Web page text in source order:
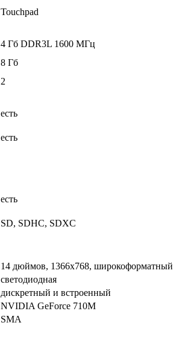
Touchpad
4 Гб DDR3L 1600 МГц
8 Гб
2
есть
есть
есть
SD, SDHC, SDXC
14 дюймов, 1366x768, широкоформатный
светодиодная
дискретный и встроенный
NVIDIA GeForce 710M
SMA